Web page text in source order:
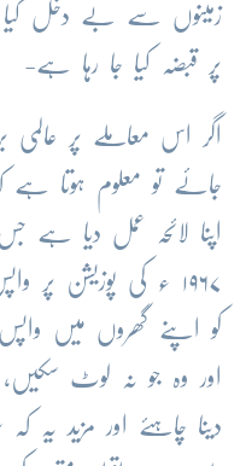
زمینوں سے بے دخل
پر قبضہ کیا جا رہا ہے-
اگر اس معاملے پر عالمی
جائے تو معلوم ہوتا ہے
اپنا لائحہ عمل دیا ہے
۱۹۶۷ ء کی پوزیشن پر
کو اپنے گھروں میں
اور وہ جو نہ لوٹ
دینا چاہئے اور مزید یہ